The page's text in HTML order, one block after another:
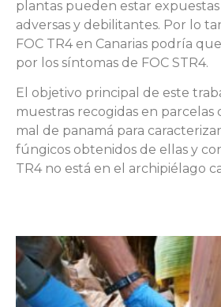
plantas pueden estar
adversas y debilitantes. Por lo
FOC TR4 en Canarias podría
por los síntomas de FOC STR4.
El objetivo principal de este
muestras recogidas en parcelas
mal de panamá para
fúngicos obtenidos de ellas y
TR4 no está en el archipiélago